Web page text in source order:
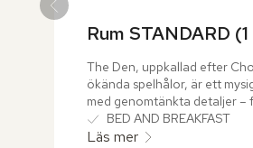
Rum STANDARD
The Den, uppkallad efter
ökända spelhålor, är ett
med genomtänkta detaljer –
tak, trägolv och en industriell
utanför badrummet.
BED AND BREAKFAST
Läs mer